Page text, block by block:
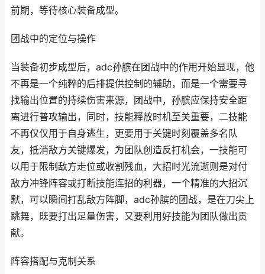
前期，等待核心装备成型。
团战中的定位与操作
当装备初步成型后，adc孙膑在团战中的作用开始显现，他
不再是一个纯粹的后排提供控制的辅助，而是一个需要寻
找输出位置的持续伤害来源，团战中，孙膑应保持安全距
离进行普攻输出，同时，技能释放时机至关重要，二技能
不再仅仅用于自身逃生，更要用于关键时刻覆盖多名队
友，抵消敌方关键爆发，为团队创造反打机会，一技能可
以用于限制敌方走位或收割残血，大招时光流逝则是对付
敌方冲锋阵容或打断技能连招的利器，一个精准的大招沉
默，可以瞬间打乱敌方阵脚，adc孙膑的团战，是在刀尖上
跳舞，既要打出足量伤害，又要利用好技能为团队做出贡
献。
阵容搭配与克制关系